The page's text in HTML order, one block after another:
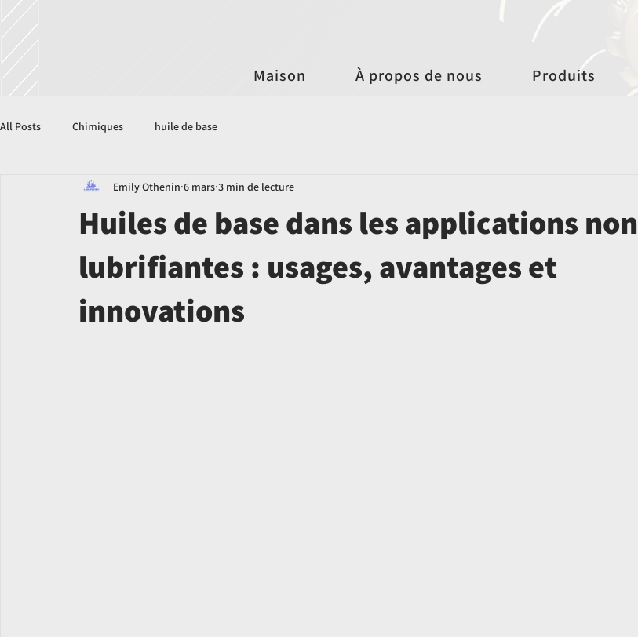
Maison À propos de nous Produits
All Posts Chimiques huile de base
Huiles de base dans les applications non
lubrifiantes : usages, avantages et
innovations
Emily Othenin 6 mars 3 min de lecture